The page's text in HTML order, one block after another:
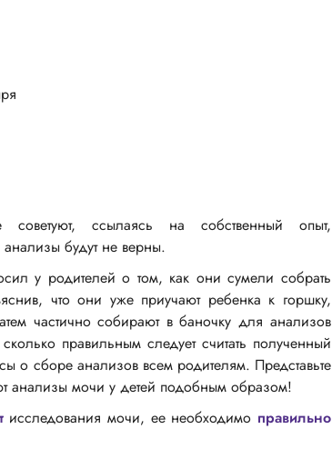
советуют, ссылаясь на собственный опыт,
анализы будут не верны.
у родителей о том, как они сумели собрать
что они уже приучают ребенка к горшку,
частично собирают в баночку для анализов
правильным следует считать полученный
о сборе анализов всем родителям. Представьте
анализы мочи у детей подобным образом!
исследования мочи, ее необходимо правильно